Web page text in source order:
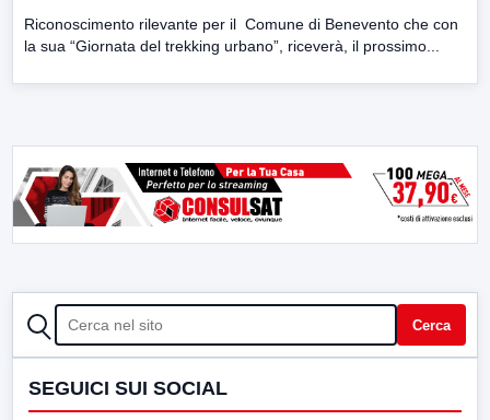
Riconoscimento rilevante per il Comune di Benevento che con
la sua “Giornata del trekking urbano”, riceverà, il prossimo...
CERCA Cerca
SEGUICI SUI SOCIAL